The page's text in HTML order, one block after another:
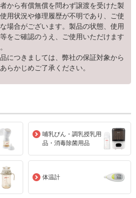
から有償無償を問わず譲渡を受けた製
用状況や修理履歴が不明であり、ご使
場合がございます。製品の状態、使用
をご確認のうえ、ご使用いただけます
につきましては、弊社の保証対象から
らかじめご了承ください。
哺乳びん・調乳授乳用
品・消毒除菌用品
体温計